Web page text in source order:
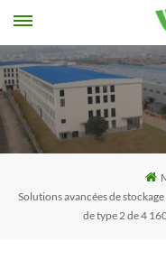
Solutions avancées de
de type 2 de 4